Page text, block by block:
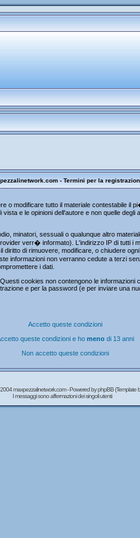
- Termini per la
o modificare tutto il materiale contestabile
e le opinioni dell'autore e non quelle
minatori, sessuali o qualunque altro
verr� informato). L'indirizzo IP di tutti i
di rimuovere, modificare, o chiudere
non verranno cedute a terzi
i dati.
cookies non contengono le
e per la password (e per inviare una
Accetto queste condizioni
queste condizioni e ho meno di 13 anni
Non accetto queste condizioni
maxpezzalinetwork.com - Powered byphpBB(Template
I messaggi sono affermazioni dei singoli utenti